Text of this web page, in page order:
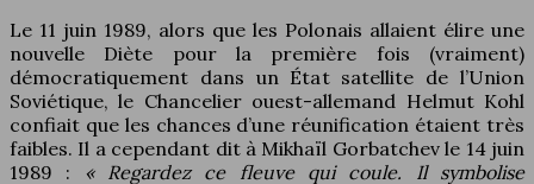
Le 11 juin 1989, alors que les Polonais allaient élire une
nouvelle Diète pour la première fois (vraiment)
démocratiquement dans un État satellite de l’Union
Soviétique, le Chancelier ouest-allemand Helmut Kohl
confiait que les chances d’une réunification étaient très
faibles. Il a cependant dit à Mikhaïl Gorbatchev le 14 juin
1989 : « Regardez ce fleuve qui coule. Il symbolise